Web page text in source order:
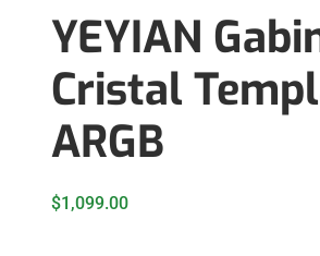
YEYIAN
Cristal
ARGB
$1,099.00